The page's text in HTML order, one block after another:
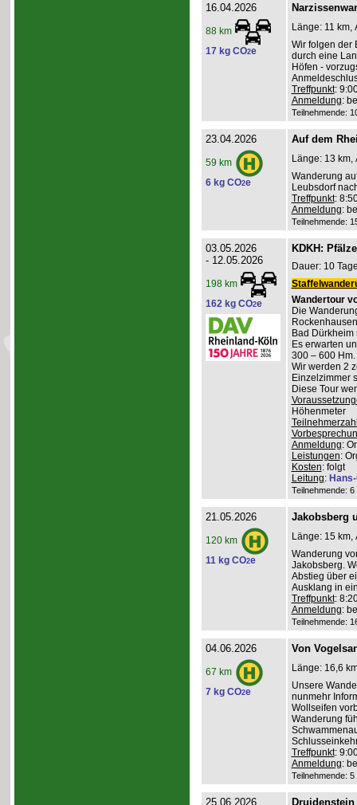
16.04.2026
88 km
17 kg CO2e
Länge: 11 km,
Wir folgen der
durch eine
Höfen -
Treffpunkt:
Anmeldung:
Teilnehmende:
23.04.2026
59 km
6 kg CO2e
Auf dem
Länge: 13 km,
Wanderung
Leubsdorf
Treffpunkt:
Anmeldung:
Teilnehmende:
03.05.2026
- 12.05.2026
198 km
162 kg CO2e
KDKH:
Dauer: 10
Wandertour
Die
Bad Dürkheim
Es erwarten
300 – 600
Wir werden 2
Einzelzimmer
Diese Tour
Höhenmeter
Anmeldung:
Leistungen:
Kosten: folgt
Leitung:
Teilnehmende:
21.05.2026
120 km
11 kg CO2e
Jakobsberg
Länge: 15 km,
Wanderung
Jakobsberg.
Abstieg über
Ausklang in
Treffpunkt:
Anmeldung:
Teilnehmende:
04.06.2026
67 km
7 kg CO2e
Von
Länge: 16,6
Unsere
nunmehr
Wollseifen
Wanderung
Treffpunkt:
Anmeldung:
Teilnehmende:
25.06.2026